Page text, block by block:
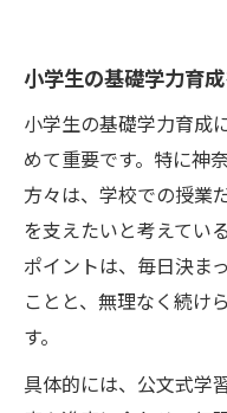
小学生の基礎学力育
小学生の基礎学力育成
めて重要です。特に神
方々は、学校での授業
を支えたいと考えてい
ポイントは、毎日決ま
ことと、無理なく続け
す。
具体的には、公文式学